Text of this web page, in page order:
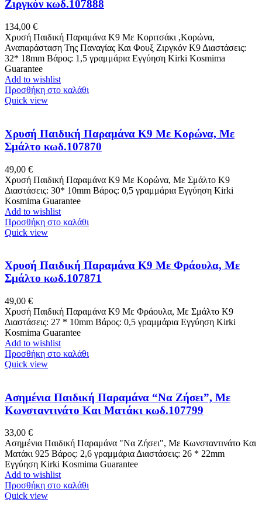
Ζιργκόν κωδ.107888
134,00 €
Χρυσή Παιδική Παραμάνα K9 Με Κοριτσάκι ,Κορώνα,
Αναπαράσταση Της Παναγίας Και Φουξ Ζιργκόν Κ9 Διαστάσεις:
32* 18mm Βάρος: 1,5 γραμμάρια Εγγύηση Kirki Kosmima
Guarantee
Add to wishlist
Προσθήκη στο καλάθι
Quick view
Χρυσή Παιδική Παραμάνα K9 Με Κορώνα, Με
Σμάλτο κωδ.107870
49,00 €
Χρυσή Παιδική Παραμάνα K9 Με Κορώνα, Με Σμάλτο Κ9
Διαστάσεις: 30* 10mm Βάρος: 0,5 γραμμάρια Εγγύηση Kirki
Kosmima Guarantee
Add to wishlist
Προσθήκη στο καλάθι
Quick view
Χρυσή Παιδική Παραμάνα K9 Με Φράουλα, Με
Σμάλτο κωδ.107871
49,00 €
Χρυσή Παιδική Παραμάνα K9 Με Φράουλα, Με Σμάλτο Κ9
Διαστάσεις: 27 * 10mm Βάρος: 0,5 γραμμάρια Εγγύηση Kirki
Kosmima Guarantee
Add to wishlist
Προσθήκη στο καλάθι
Quick view
Ασημένια Παιδική Παραμάνα “Να Ζήσει”, Με
Κωνσταντινάτο Και Ματάκι κωδ.107799
33,00 €
Ασημένια Παιδική Παραμάνα "Να Ζήσει", Με Κωνσταντινάτο Και
Ματάκι 925 Βάρος: 2,6 γραμμάρια Διαστάσεις: 26 * 22mm
Εγγύηση Kirki Kosmima Guarantee
Add to wishlist
Προσθήκη στο καλάθι
Quick view